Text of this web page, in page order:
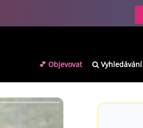
💕 Objevovat Vyhledávání